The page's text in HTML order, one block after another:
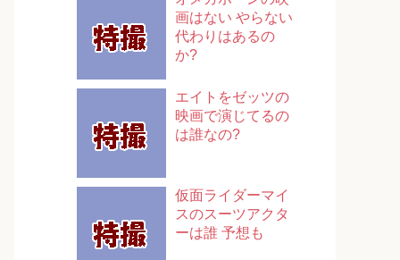
画はない やらない
代わりはあるの
か?
エイトをゼッツの
映画で演じてるの
は誰なの?
仮面ライダーマイ
スのスーツアクタ
ーは誰 予想も